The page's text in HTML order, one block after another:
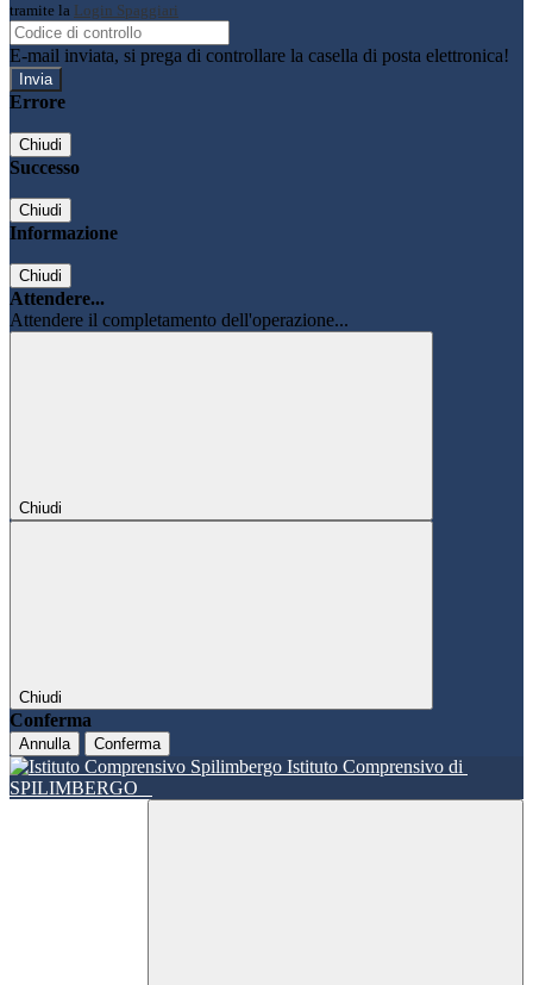
tramite la Login Spaggiari
E-mail inviata, si prega di controllare la casella di posta elettronica!
Errore
Chiudi
Successo
Chiudi
Informazione
Chiudi
Attendere...
Attendere il completamento dell'operazione...
Chiudi
Chiudi
Conferma
Annulla Conferma
Istituto Comprensivo di
SPILIMBERGO